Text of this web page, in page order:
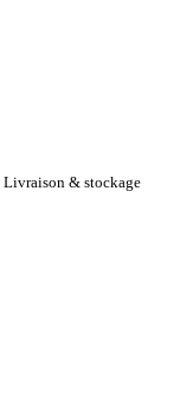
Livraison & stockage